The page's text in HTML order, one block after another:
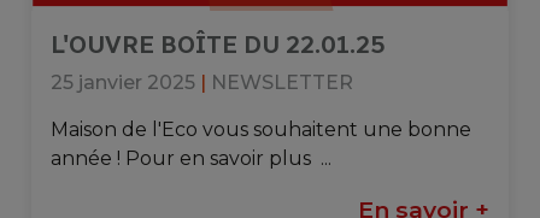
L'OUVRE BOÎTE DU 22.01.25
25 janvier 2025 | NEWSLETTER
Maison de l'Eco vous souhaitent une bonne
année ! Pour en savoir plus ...
En savoir +